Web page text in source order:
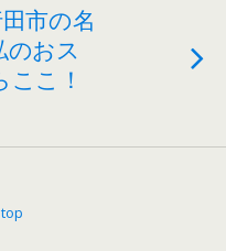
市の名
おス
こ！